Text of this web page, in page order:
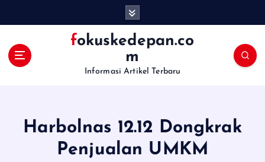
fokuskedepan.co
m
Informasi Artikel Terbaru
Harbolnas 12.12 Dongkrak
Penjualan UMKM